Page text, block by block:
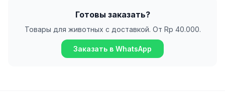
Готовы заказать?
Товары для животных с доставкой. От Rp 40.000.
Заказать в WhatsApp